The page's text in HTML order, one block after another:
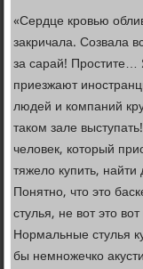
«Сердце кровью
закричала. Созвала
за сарай! Простите…
приезжают
людей и компаний
таком зале
человек, который
тяжело купить, найти
Понятно, что это
стулья, не вот это
Нормальные стулья
бы немножечко